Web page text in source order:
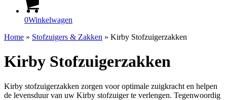
0Winkelwagen
Home » Stofzuigers & Zakken » Kirby Stofzuigerzakken
Kirby Stofzuigerzakken
Kirby stofzuigerzakken zorgen voor optimale zuigkracht en helpen
de levensduur van uw Kirby stofzuiger te verlengen. Tegenwoordig